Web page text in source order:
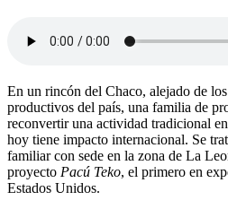
En un rincón del Chaco, alejado de
productivos del país, una familia de
reconvertir una actividad tradicional
hoy tiene impacto internacional. Se
familiar con sede en la zona de La
proyecto Pacú Teko, el primero en
Estados Unidos.